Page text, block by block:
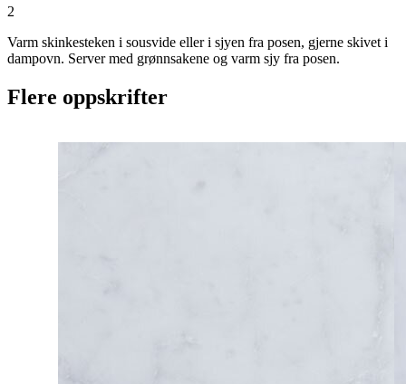
2
Varm skinkesteken i sousvide eller i sjyen fra posen, gjerne skivet i
dampovn. Server med grønnsakene og varm sjy fra posen.
Flere oppskrifter